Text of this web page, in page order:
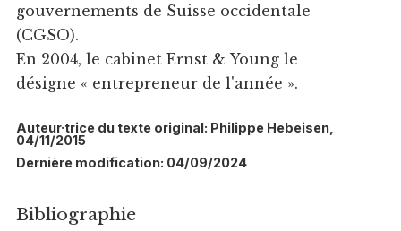
gouvernements de Suisse occidentale
(CGSO).
En 2004, le cabinet Ernst & Young le
désigne « entrepreneur de l'année ».
Auteur·trice du texte original: Philippe Hebeisen,
04/11/2015
Dernière modification: 04/09/2024
Bibliographie